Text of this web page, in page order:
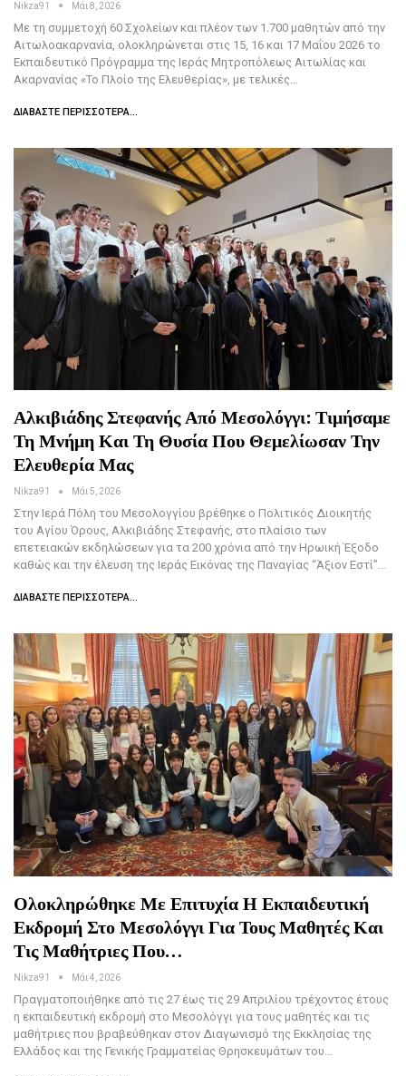
Nikza91 Μάι 8, 2026
Με τη συμμετοχή 60 Σχολείων και πλέον των 1.700 μαθητών από την
Αιτωλοακαρνανία, ολοκληρώνεται στις 15, 16 και 17 Μαΐου 2026 το
Εκπαιδευτικό Πρόγραμμα της Ιεράς Μητροπόλεως Αιτωλίας και
Ακαρνανίας «Το Πλοίο της Ελευθερίας», με τελικές…
ΔΙΑΒΆΣΤΕ ΠΕΡΙΣΣΌΤΕΡΑ...
Αλκιβιάδης Στεφανής Από Μεσολόγγι: Τιμήσαμε
Τη Μνήμη Και Τη Θυσία Που Θεμελίωσαν Την
Ελευθερία Μας
Nikza91 Μάι 5, 2026
Στην Ιερά Πόλη του Μεσολογγίου βρέθηκε ο Πολιτικός Διοικητής
του Αγίου Όρους, Αλκιβιάδης Στεφανής, στο πλαίσιο των
επετειακών εκδηλώσεων για τα 200 χρόνια από την Ηρωική Έξοδο
καθώς και την έλευση της Ιεράς Εικόνας της Παναγίας “Άξιον Εστί”…
ΔΙΑΒΆΣΤΕ ΠΕΡΙΣΣΌΤΕΡΑ...
Ολοκληρώθηκε Με Επιτυχία Η Εκπαιδευτική
Εκδρομή Στο Μεσολόγγι Για Τους Μαθητές Και
Τις Μαθήτριες Που…
Nikza91 Μάι 4, 2026
Πραγματοποιήθηκε από τις 27 έως τις 29 Απριλίου τρέχοντος έτους
η εκπαιδευτική εκδρομή στο Μεσολόγγι για τους μαθητές και τις
μαθήτριες που βραβεύθηκαν στον Διαγωνισμό της Εκκλησίας της
Ελλάδος και της Γενικής Γραμματείας Θρησκευμάτων του…